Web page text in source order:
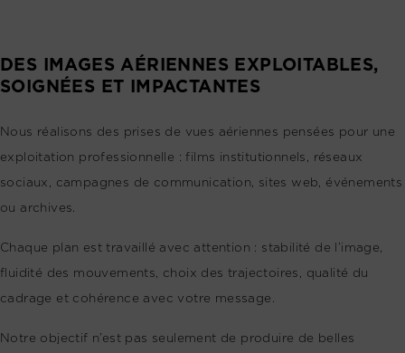
DES IMAGES AÉRIENNES EXPLOITABLES,
SOIGNÉES ET IMPACTANTES
Nous réalisons des prises de vues aériennes pensées pour une
exploitation professionnelle : films institutionnels, réseaux
sociaux, campagnes de communication, sites web, événements
ou archives.
Chaque plan est travaillé avec attention : stabilité de l’image,
fluidité des mouvements, choix des trajectoires, qualité du
cadrage et cohérence avec votre message.
Notre objectif n’est pas seulement de produire de belles